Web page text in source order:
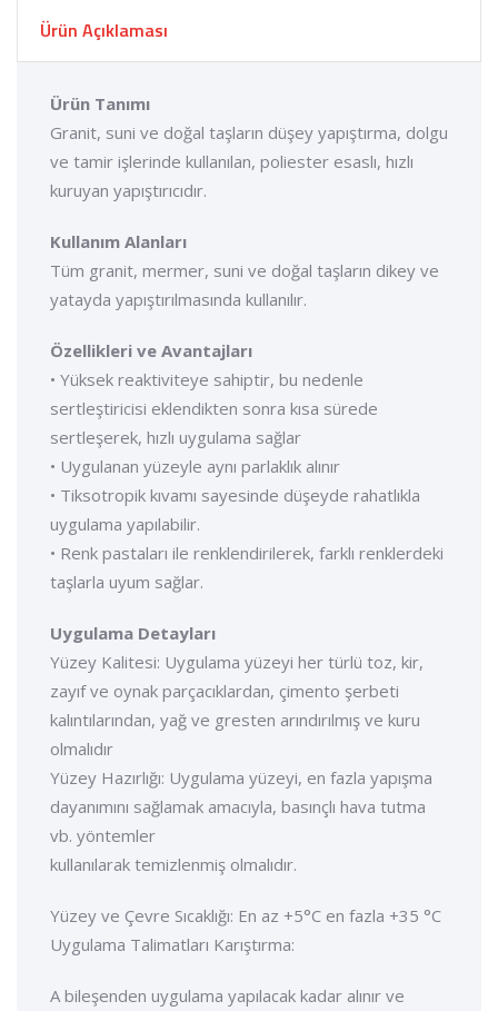
Ürün Açıklaması
Ürün Tanımı
Granit, suni ve doğal taşların düşey yapıştırma, dolgu
ve tamir işlerinde kullanılan, poliester esaslı, hızlı
kuruyan yapıştırıcıdır.
Kullanım Alanları
Tüm granit, mermer, suni ve doğal taşların dikey ve
yatayda yapıştırılmasında kullanılır.
Özellikleri ve Avantajları
• Yüksek reaktiviteye sahiptir, bu nedenle
sertleştiricisi eklendikten sonra kısa sürede
sertleşerek, hızlı uygulama sağlar
• Uygulanan yüzeyle aynı parlaklık alınır
• Tiksotropik kıvamı sayesinde düşeyde rahatlıkla
uygulama yapılabilir.
• Renk pastaları ile renklendirilerek, farklı renklerdeki
taşlarla uyum sağlar.
Uygulama Detayları
Yüzey Kalitesi: Uygulama yüzeyi her türlü toz, kir,
zayıf ve oynak parçacıklardan, çimento şerbeti
kalıntılarından, yağ ve gresten arındırılmış ve kuru
olmalıdır
Yüzey Hazırlığı: Uygulama yüzeyi, en fazla yapışma
dayanımını sağlamak amacıyla, basınçlı hava tutma
vb. yöntemler
kullanılarak temizlenmiş olmalıdır.
Yüzey ve Çevre Sıcaklığı: En az +5°C en fazla +35 °C
Uygulama Talimatları Karıştırma:
A bileşenden uygulama yapılacak kadar alınır ve